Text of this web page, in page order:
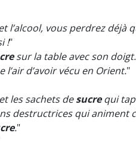
l’alcool, vous perdrez déjà
!"
sur la table avec son doigt.
l’air d’avoir vécu en Orient."
les sachets desucrequi
destructrices qui animent
."